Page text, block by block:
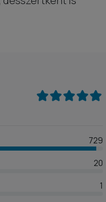
729
20
1